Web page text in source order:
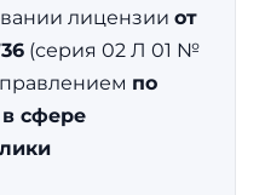
лицензии от
(серия 02 Л 01 №
по
сфере